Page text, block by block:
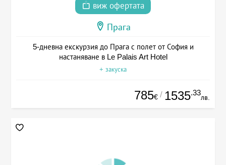
виж офертата
Прага
5-дневна екскурзия до Прага с полет от София и
настаняване в Le Palais Art Hotel
+ закуска
785€ / 1535.33
лв.